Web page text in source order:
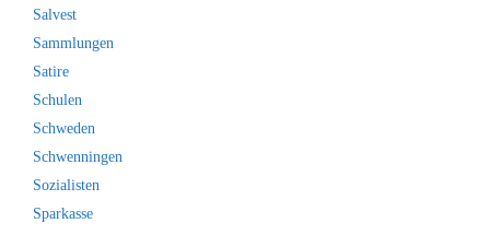
Salvest
Sammlungen
Satire
Schulen
Schweden
Schwenningen
Sozialisten
Sparkasse